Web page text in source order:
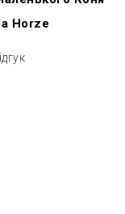
Horze